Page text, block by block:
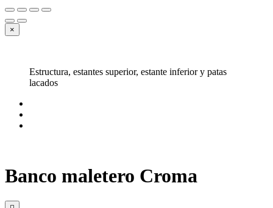
×
Estructura, estantes superior, estante inferior y patas
lacados
Banco maletero Croma